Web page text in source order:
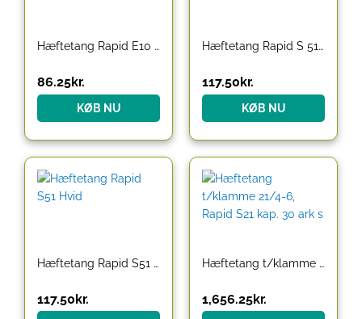
Hæftetang Rapid E10 i stål
86.25kr.
KØB NU
Hæftetang Rapid S 51 Supreme blå
117.50kr.
KØB NU
Hæftetang Rapid S51 Hvid
117.50kr.
Hæftetang t/klamme 21/4-6, Rapid S21 kap. 30 ark s
1,656.25kr.